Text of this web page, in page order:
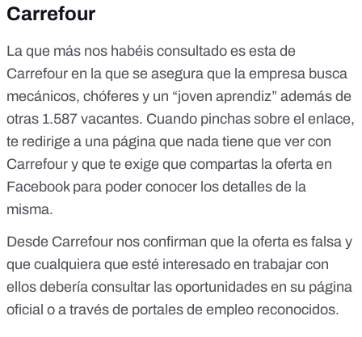
Carrefour
La que más nos habéis consultado es esta de
Carrefour en la que se asegura que la empresa busca
mecánicos, chóferes y un “joven aprendiz” además de
otras 1.587 vacantes. Cuando pinchas sobre el enlace,
te redirige a una página que nada tiene que ver con
Carrefour y que te exige que compartas la oferta en
Facebook para poder conocer los detalles de la
misma.
Desde Carrefour nos confirman que la oferta es falsa y
que cualquiera que esté interesado en trabajar con
ellos debería consultar las oportunidades en su página
oficial o a través de portales de empleo reconocidos.